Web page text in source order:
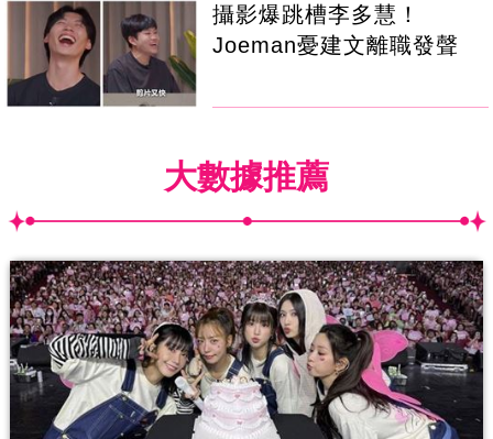
攝影爆跳槽李多慧！
Joeman憂建文離職發聲
大數據推薦